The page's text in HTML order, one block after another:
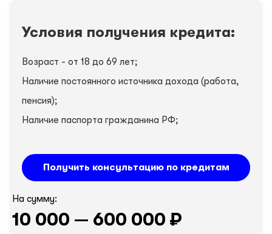
Условия получения кредита:
Возраст - от 18 до 69 лет;
Наличие постоянного источника дохода (работа,
пенсия);
Наличие паспорта гражданина РФ;
Получить консультацию по кредитам
На сумму:
10 000 — 600 000 ₽